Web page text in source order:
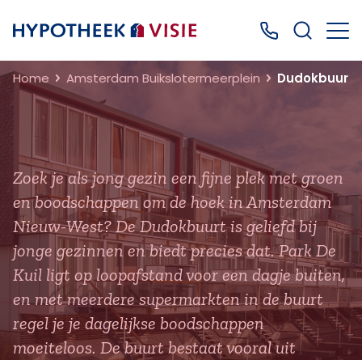
Terug naar home Bel ons: 0499
Home Amsterdam Buikslotermeerplein Dudokbuurt
Zoek je als jong gezin een fijne plek met groen
en boodschappen om de hoek in Amsterdam
Nieuw-West? De Dudokbuurt is geliefd bij
jonge gezinnen en biedt precies dat. Park De
Kuil ligt op loopafstand voor een dagje buiten,
en met meerdere supermarkten in de buurt
regel je je dagelijkse boodschappen
moeiteloos. De buurt bestaat vooral uit